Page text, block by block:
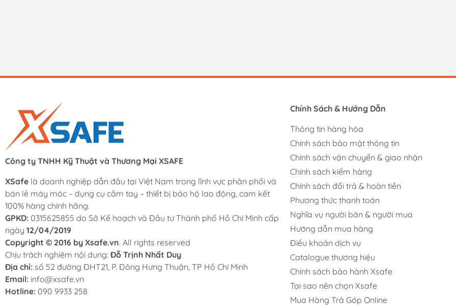
Công ty TNHH Kỹ Thuật và Thương Mại XSAFE
XSafe là doanh nghiệp dẫn đầu tại Việt Nam trong lĩnh vực phân phối và
bán lẻ máy móc – dụng cụ cầm tay – thiết bị bảo hộ lao động, cam kết
100% hàng chính hãng.
GPKD: 0315625855 do Sở Kế hoạch và Đầu tư Thành phố Hồ Chí Minh cấp
ngày 12/04/2019
Copyright © 2016 by Xsafe.vn. All rights reserved
Chịu trách nghiệm nội dung: Đỗ Trịnh Nhất Duy
Địa chỉ: số 52 đường ĐHT21, P. Đông Hưng Thuận, TP Hồ Chí Minh
Email: info@xsafe.vn
Hotline: 090 9933 258
Chính Sách & Hướng Dẫn
Thông tin hàng hóa
Chính sách bảo mật thông tin
Chính sách vận chuyển & giao nhận
Chính sách kiểm hàng
Chính sách đổi trả & hoàn tiền
Phương thức thanh toán
Nghĩa vụ người bán & người mua
Hướng dẫn mua hàng
Điều khoản dịch vụ
Catalogue thương hiệu
Chính sách bảo hành Xsafe
Tại sao nên chọn Xsafe
Mua Hàng Trả Góp Online